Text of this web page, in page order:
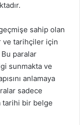
sahip olan
ve tarihçiler için
paralar
sunmakta ve
anlamaya
sadece
tarihi bir belge